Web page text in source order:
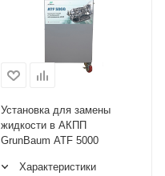
Установка для замены
жидкости в АКПП
GrunBaum ATF 5000
Характеристики